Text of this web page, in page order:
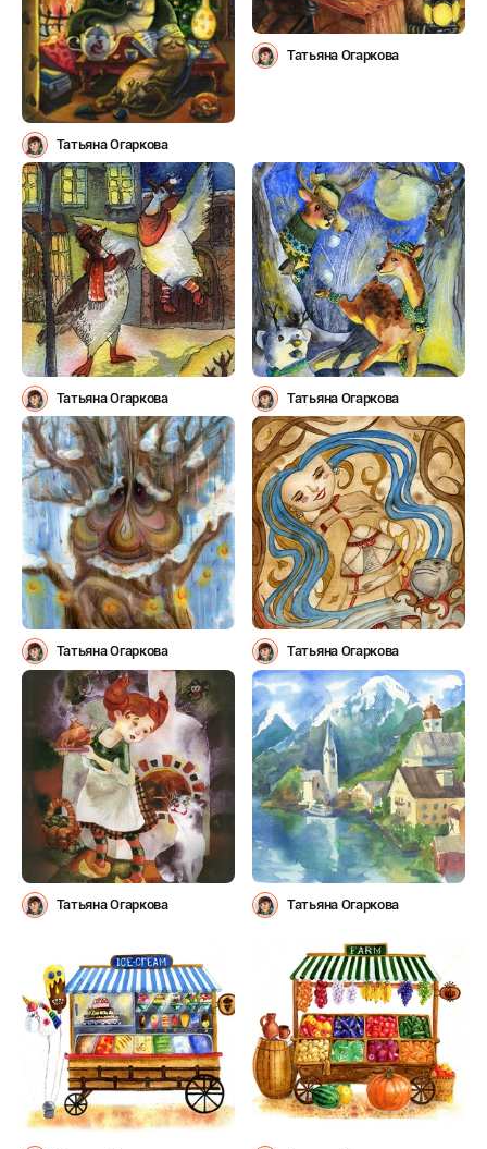
Татьяна Огаркова
Татьяна Огаркова
Татьяна Огаркова Татьяна Огаркова
Татьяна Огаркова Татьяна Огаркова
Татьяна Огаркова Татьяна Огаркова